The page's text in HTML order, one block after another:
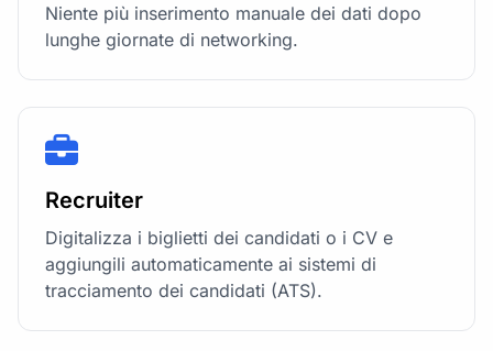
Niente più inserimento manuale dei dati dopo
lunghe giornate di networking.
Recruiter
Digitalizza i biglietti dei candidati o i CV e
aggiungili automaticamente ai sistemi di
tracciamento dei candidati (ATS).